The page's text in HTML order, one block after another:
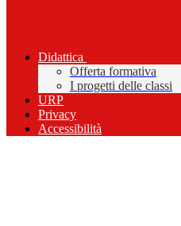
Didattica
Offerta formativa
I progetti delle classi
URP
Privacy
Accessibilità